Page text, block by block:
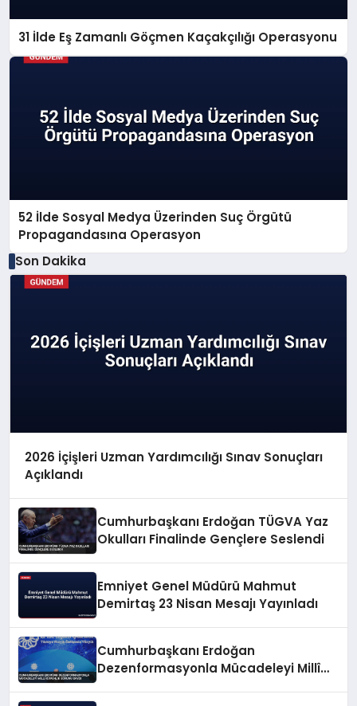
31 İlde Eş Zamanlı Göçmen Kaçakçılığı Operasyonu
52 İlde Sosyal Medya Üzerinden Suç Örgütü
Propagandasına Operasyon
Son Dakika
2026 İçişleri Uzman Yardımcılığı Sınav Sonuçları
Açıklandı
Cumhurbaşkanı Erdoğan TÜGVA Yaz
Okulları Finalinde Gençlere Seslendi
Emniyet Genel Müdürü Mahmut
Demirtaş 23 Nisan Mesajı Yayınladı
Cumhurbaşkanı Erdoğan
Dezenformasyonla Mücadeleyi Millî